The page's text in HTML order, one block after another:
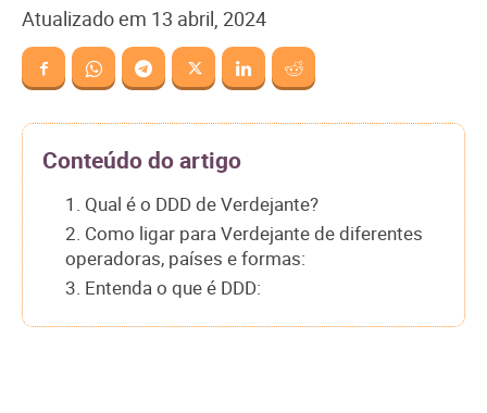
Atualizado em 13 abril, 2024
Conteúdo do artigo
1. Qual é o DDD de Verdejante?
2. Como ligar para Verdejante de diferentes
operadoras, países e formas:
3. Entenda o que é DDD: